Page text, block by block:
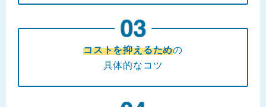
コストを抑えるための
具体的なコツ